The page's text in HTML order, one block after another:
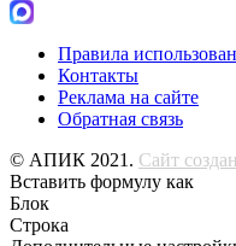
Правила
Контакты
Реклама на сайте
Обратная связь
© АПИК 2021. Сайт
Вставить формулу как
Блок
Строка